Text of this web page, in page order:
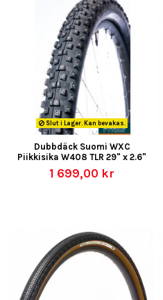
Slut i Lager. Kan bevakas.
Dubbdäck Suomi WXC
Piikkisika W408 TLR 29" x 2.6"
1 699,00 kr